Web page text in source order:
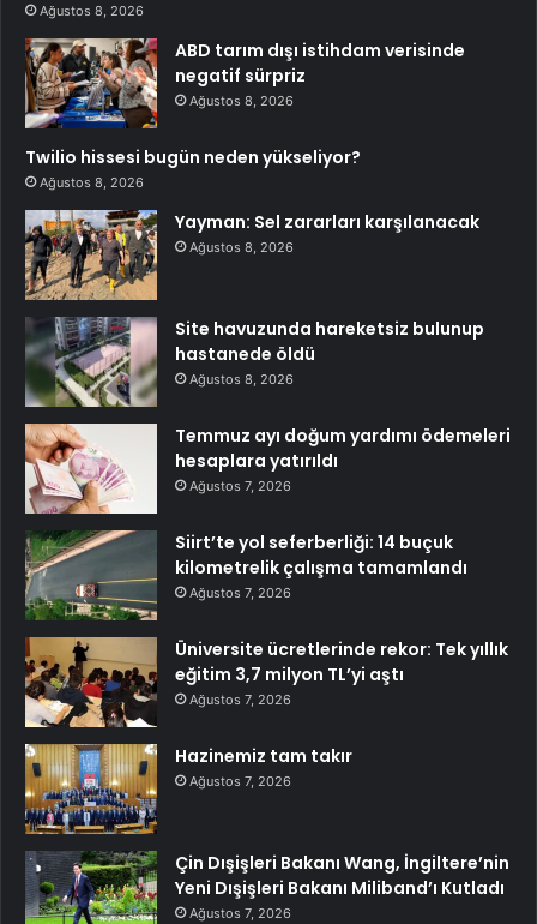
Ağustos 8, 2026
ABD tarım dışı istihdam verisinde
negatif sürpriz
Ağustos 8, 2026
Twilio hissesi bugün neden yükseliyor?
Ağustos 8, 2026
Yayman: Sel zararları karşılanacak
Ağustos 8, 2026
Site havuzunda hareketsiz bulunup
hastanede öldü
Ağustos 8, 2026
Temmuz ayı doğum yardımı ödemeleri
hesaplara yatırıldı
Ağustos 7, 2026
Siirt’te yol seferberliği: 14 buçuk
kilometrelik çalışma tamamlandı
Ağustos 7, 2026
Üniversite ücretlerinde rekor: Tek yıllık
eğitim 3,7 milyon TL’yi aştı
Ağustos 7, 2026
Hazinemiz tam takır
Ağustos 7, 2026
Çin Dışişleri Bakanı Wang, İngiltere’nin
Yeni Dışişleri Bakanı Miliband’ı Kutladı
Ağustos 7, 2026